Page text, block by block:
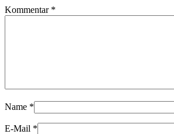
Kommentar *
Name *
E-Mail *